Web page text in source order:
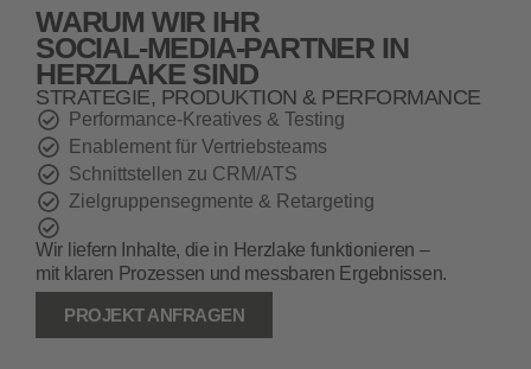
WARUM WIR IHR
SOCIAL‑MEDIA‑PARTNER IN
HERZLAKE SIND
STRATEGIE, PRODUKTION & PERFORMANCE
Performance‑Kreatives & Testing
Enablement für Vertriebsteams
Schnittstellen zu CRM/ATS
Zielgruppensegmente & Retargeting
Wir liefern Inhalte, die in Herzlake funktionieren –
mit klaren Prozessen und messbaren Ergebnissen.
PROJEKT ANFRAGEN